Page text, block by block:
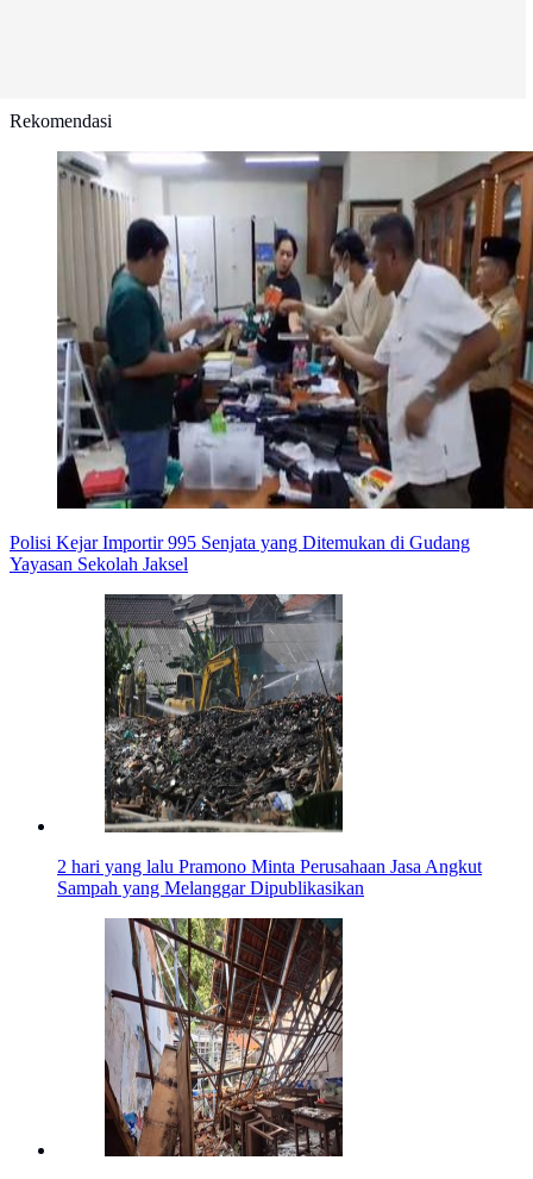
Rekomendasi
Polisi Kejar Importir 995 Senjata yang Ditemukan di Gudang
Yayasan Sekolah Jaksel
2 hari yang lalu Pramono Minta Perusahaan Jasa Angkut
Sampah yang Melanggar Dipublikasikan